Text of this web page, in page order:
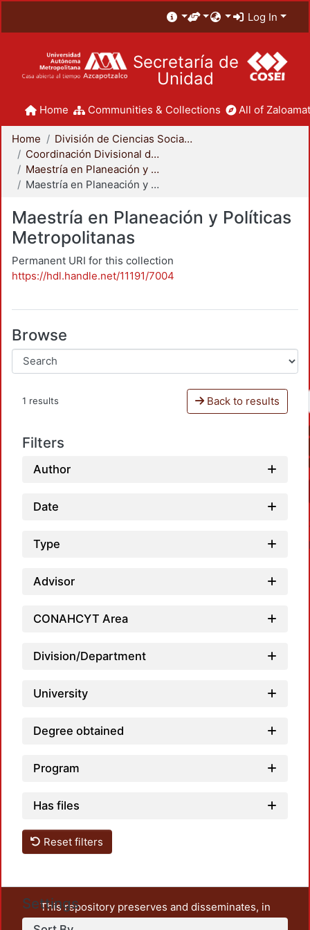
Log In
Secretaría de
Unidad
Home Communities & Collections All of
Home
División de Ciencias Sociales y Humanidades
Coordinación Divisional de Posgrado
Maestría en Planeación y Políticas Metropolitanas
Maestría en Planeación y Políticas Metropolitanas
Maestría en Planeación y Políticas
Metropolitanas
Permanent URI for this collection
https://hdl.handle.net/11191/7004
Browse
1 results Back to results
Filters
Author
Date
Type
Advisor
CONAHCYT Area
Division/Department
University
Degree obtained
Program
Has files
Reset filters
Settings
This repository preserves and disseminates, in
unrestricted open access, the teaching and research